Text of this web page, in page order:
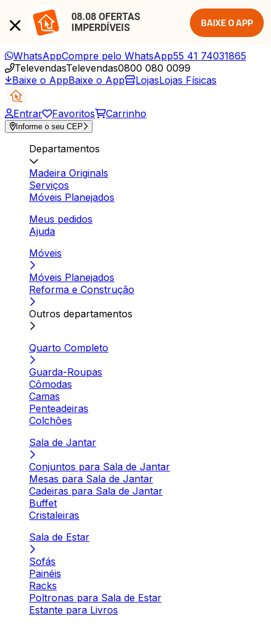
08.08 OFERTAS
IMPERDÍVEIS
BAIXE O APP
WhatsAppCompre pelo WhatsApp55 41 74031865
TelevendasTelevendas0800 080 0099
Baixe o AppBaixe o App LojasLojas Físicas
Entrar Favoritos Carrinho
Informe o seu CEP
Departamentos
Madeira Originals
Serviços
Móveis Planejados
Meus pedidos
Ajuda
Móveis
Móveis Planejados
Reforma e Construção
Outros departamentos
Quarto Completo
Guarda-Roupas
Cômodas
Camas
Penteadeiras
Colchões
Sala de Jantar
Conjuntos para Sala de Jantar
Mesas para Sala de Jantar
Cadeiras para Sala de Jantar
Buffet
Cristaleiras
Sala de Estar
Sofás
Painéis
Racks
Poltronas para Sala de Estar
Estante para Livros